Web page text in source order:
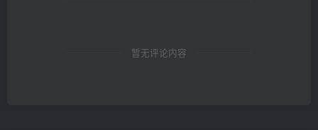
暂无评论内容